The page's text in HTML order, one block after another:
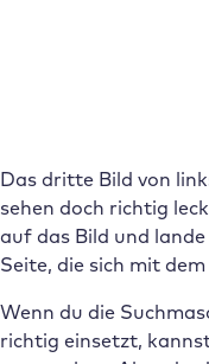
Das dritte Bild von
sehen doch richtig
auf das Bild und
Seite, die sich mit
Wenn du die
richtig einsetzt,